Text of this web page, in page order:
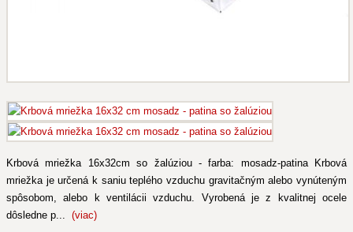
Krbová mriežka 16x32cm so žalúziou - farba: mosadz-patina Krbová
mriežka je určená k saniu teplého vzduchu gravitačným alebo vynúteným
spôsobom, alebo k ventilácii vzduchu. Vyrobená je z kvalitnej ocele
dôsledne p... (viac)